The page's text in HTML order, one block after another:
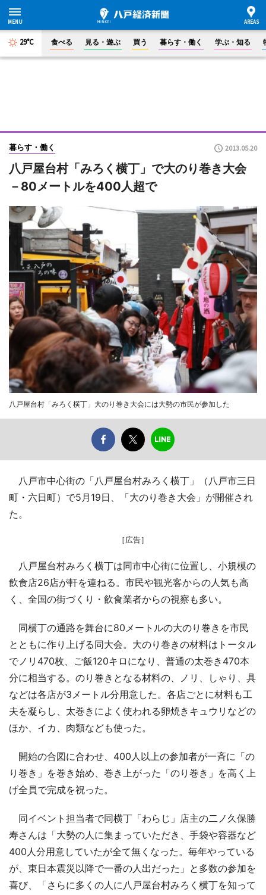
29°C 食べる 見る・遊ぶ 買う 暮らす・働く 学ぶ・知る
暮らす・働く 2013.05.20
八戸屋台村「みろく横丁」で大のり巻き大会
－80メートルを400人超で
八戸屋台村「みろく横丁」大のり巻き大会には大勢の市民が参加した
八戸市中心街の「八戸屋台村みろく横丁」（八戸市三日
町・六日町）で5月19日、「大のり巻き大会」が開催され
た。
［広告］
八戸屋台村みろく横丁は同市中心街に位置し、小規模の
飲食店26店が軒を連ねる。市民や観光客からの人気も高
く、全国の街づくり・飲食業者からの視察も多い。
同横丁の通路を舞台に80メートルの大のり巻きを市民
とともに作り上げる同大会。大のり巻きの材料はトータル
でノリ470枚、ご飯120キロになり、普通の太巻き470本
分に相当する。のり巻きとなる材料の、ノリ、しゃり、具
などは各店が3メートル分用意した。各店ごとに材料も工
夫を凝らし、太巻きによく使われる卵焼きキュウリなどの
ほか、イカ、肉類なども使った。
開始の合図に合わせ、400人以上の参加者が一斉に「の
り巻き」を巻き始め、巻き上がった「のり巻き」を高く上
げ全員で完成を祝った。
同イベント担当者で同横丁「わらじ」店主の二ノ久保勝
寿さんは「大勢の人に集まっていただき、手袋や容器など
400人分用意していたが全て無くなった。毎年やっている
が、東日本震災以降で一番の人出だった」と多数の参加を
喜び、「さらに多くの人に八戸屋台村みろく横丁を知って